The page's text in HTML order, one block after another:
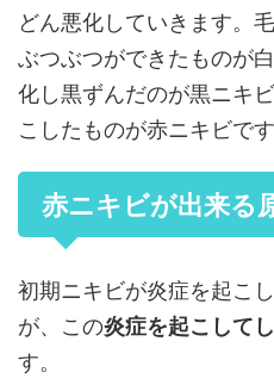
どん悪化していきます。
ぶつぶつができたものが
化し黒ずんだのが黒ニキ
こしたものが赤ニキビです
赤ニキビが出来る
初期ニキビが炎症を起こ
が、この炎症を起こして
す。